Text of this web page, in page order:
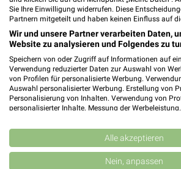
74909 Meckesheim
Heute 08:00 - 20:00 Uhr |
9,65 km
Sie Ihre Einwilligung widerrufen. Diese
Partnern mitgeteilt und haben keinen Einfluss auf
Wir und unsere Partner verarbeiten Daten,
Website zu analysieren und Folgendes zu
Speichern von oder Zugriff auf Informationen auf
Verwendung reduzierter Daten zur Auswahl von
von Profilen für personalisierte Werbung.
Auswahl personalisierter Werbung. Erstellung von
Personalisierung von Inhalten. Verwendung von
personalisierter Inhalte. Messung der
Kombinationen von Daten aus verschiedenen
Verbesserung der Angebote. Verwendung
von Inhalten.
Daten können außerhalb der Europäischen Union
Alle akzeptieren
Nein, anpassen